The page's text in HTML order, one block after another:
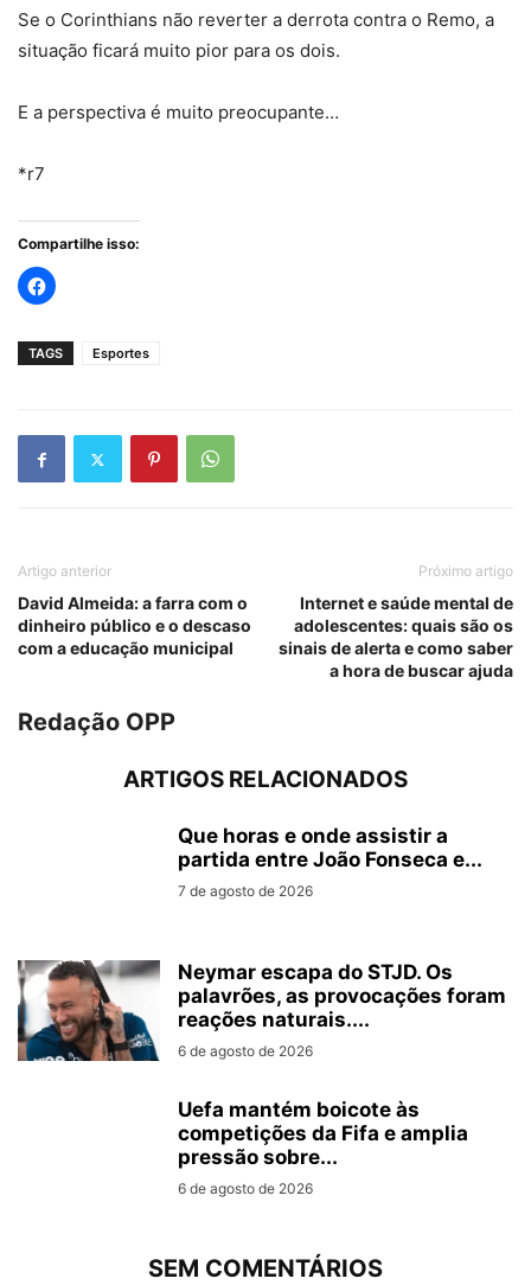
Se o Corinthians não reverter a derrota contra o Remo, a
situação ficará muito pior para os dois.
E a perspectiva é muito preocupante…
*r7
Compartilhe isso:
TAGS Esportes
Artigo anterior
David Almeida: a farra com o
dinheiro público e o descaso
com a educação municipal
Próximo artigo
Internet e saúde mental de
adolescentes: quais são os
sinais de alerta e como saber
a hora de buscar ajuda
Redação OPP
ARTIGOS RELACIONADOS
Que horas e onde assistir a
partida entre João Fonseca e...
7 de agosto de 2026
Neymar escapa do STJD. Os
palavrões, as provocações foram
reações naturais....
6 de agosto de 2026
Uefa mantém boicote às
competições da Fifa e amplia
pressão sobre...
6 de agosto de 2026
SEM COMENTÁRIOS